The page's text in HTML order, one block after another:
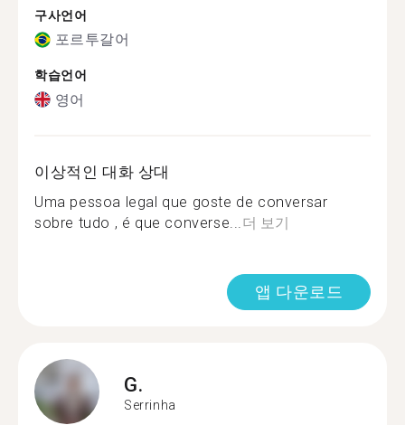
구사언어
포르투갈어
학습언어
영어
이상적인 대화 상대
Uma pessoa legal que goste de conversar
sobre tudo , é que converse... 더 보기
앱 다운로드
G.
Serrinha